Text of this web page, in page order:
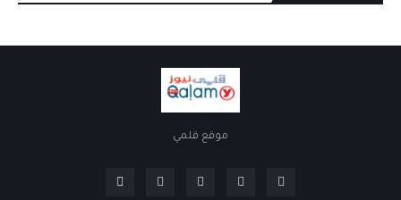
موقع قلمي